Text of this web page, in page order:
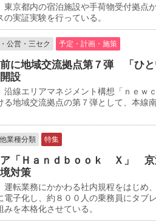
京都内の宿泊施設や手荷物受付拠点
実証実験を行っている。
公営・三セク 予定・計画・施策
に地域交流拠点第７弾 「ひと
設
線エリアマネジメント構想「ｎｅｗ
る地域交流拠点の第７弾として、本線
業種分類 特集
「Ｈａｎｄｂｏｏｋ Ｘ」 京
対策
転業務にかかわる社内規程をはじめ
電子化し、約８００人の乗務員にタブ
を本格化させている。